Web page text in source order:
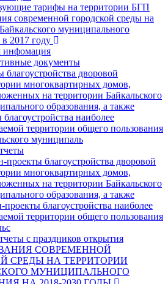
тарифы на территории БГП
современной городской среды на
муниципального
в 2017 году
документы
благоустройства дворовой
многоквартирных домов,
на территории Байкальского
образования, а также
благоустройства наиболее
территории общего пользования
муниципаль
проекты благоустройства дворовой
многоквартирных домов,
на территории Байкальского
образования, а также
проекты благоустройства наиболее
территории общего пользования
с праздников открытия
СОВРЕМЕННОЙ
СРЕДЫ НА ТЕРРИТОРИИ
МУНИЦИПАЛЬНОГО